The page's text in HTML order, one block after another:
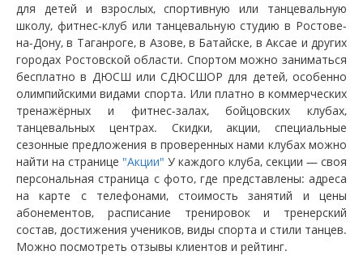
для детей и взрослых, спортивную или танцевальную
школу, фитнес-клуб или танцевальную студию в Ростове-
на-Дону, в Таганроге, в Азове, в Батайске, в Аксае и других
городах Ростовской области. Спортом можно заниматься
бесплатно в ДЮСШ или СДЮСШОР для детей, особенно
олимпийскими видами спорта. Или платно в коммерческих
тренажёрных и фитнес-залах, бойцовских клубах,
танцевальных центрах. Скидки, акции, специальные
сезонные предложения в проверенных нами клубах можно
найти на странице "Акции" У каждого клуба, секции — своя
персональная страница с фото, где представлены: адреса
на карте с телефонами, стоимость занятий и цены
абонементов, расписание тренировок и тренерский
состав, достижения учеников, виды спорта и стили танцев.
Можно посмотреть отзывы клиентов и рейтинг.